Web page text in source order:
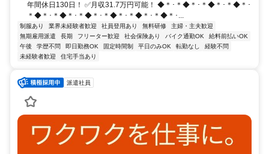
年間休日130日！ ✅️月収31.7万円可能！ ◆＊･＊◆＊･＊◆＊･＊◆＊･
＊◆＊･＊◆＊･＊◆＊･＊◆＊･＊◆＊･＊◆＊･...
制服あり 業界未経験者歓迎 社員登用あり 無料研修
主婦・主夫歓迎
無期雇用派遣
長期 フリーター歓迎 社会保険あり バイク通勤OK
給料前払いOK
午後
学歴不問 即日勤務OK 固定時間制 平日のみOK 転勤なし
経験不問
未経験者歓迎
住宅手当あり
派遣社員